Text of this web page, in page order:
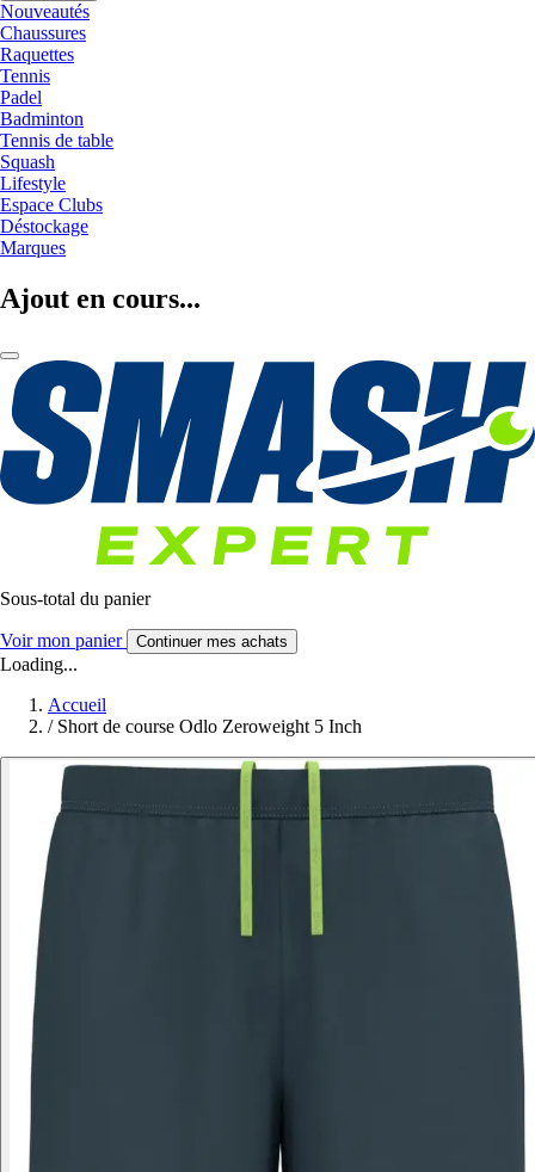
Nouveautés
Chaussures
Raquettes
Tennis
Padel
Badminton
Tennis de table
Squash
Lifestyle
Espace Clubs
Déstockage
Marques
Ajout en cours...
Sous-total du panier
Voir mon panier Continuer mes achats
Loading...
Accueil
/ Short de course Odlo Zeroweight 5 Inch